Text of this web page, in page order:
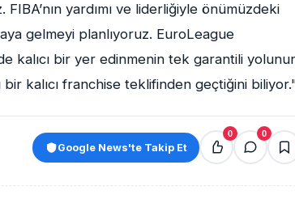
FIBA’nın yardımı ve liderliğiyle önümüzdeki
gelmeyi planlıyoruz. EuroLeague
kalıcı bir yer edinmenin tek garantili
bir kalıcı franchise teklifinden geçtiğini
Google News'te Takip Et
0 0